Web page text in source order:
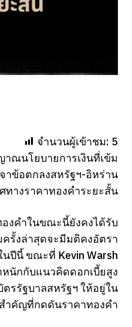
จำนวนผู้เข้าชม: 5
าณนโยบายการเงินที่เข้ม
าข้อตกลงสหรัฐฯ-อิหร่าน
ทางราคาทองคำระยะสั้น
องคำในขณะนี้ยังคงได้รับ
รั้งล่าสุดจะมีมติคงอัตรา
ปีนี้ ขณะที่ Kevin Warsh
นักกับแนวคิดดอกเบี้ยสูง
รรัฐบาลสหรัฐฯ ให้อยู่ใน
ำคัญที่กดดันราคาทองคำ